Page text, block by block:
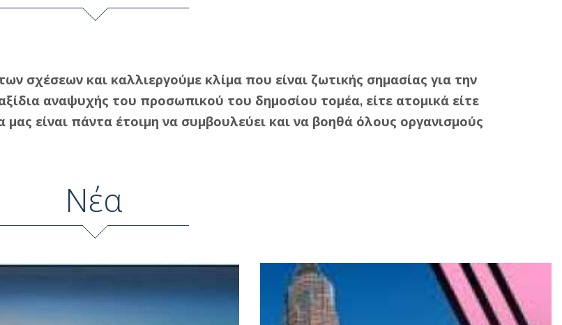
σχέσεων και καλλιεργούμε κλίμα που είναι ζωτικής σημασίας για την
αναψυχής του προσωπικού του δημοσίου τομέα, είτε ατομικά είτε
είναι πάντα έτοιμη να συμβουλεύει και να βοηθά όλους οργανισμούς
Νέα